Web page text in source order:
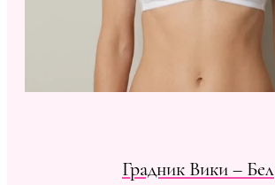
Градник Вики – Бел